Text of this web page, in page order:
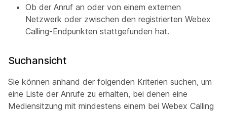
Ob der Anruf an oder von einem externen
Netzwerk oder zwischen den registrierten Webex
Calling-Endpunkten stattgefunden hat.
Suchansicht
Sie können anhand der folgenden Kriterien suchen, um
eine Liste der Anrufe zu erhalten, bei denen eine
Mediensitzung mit mindestens einem bei Webex Calling